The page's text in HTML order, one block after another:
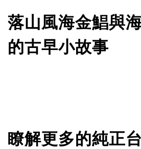
落山風海金鯧與
的古早小故事
瞭解更多的純正